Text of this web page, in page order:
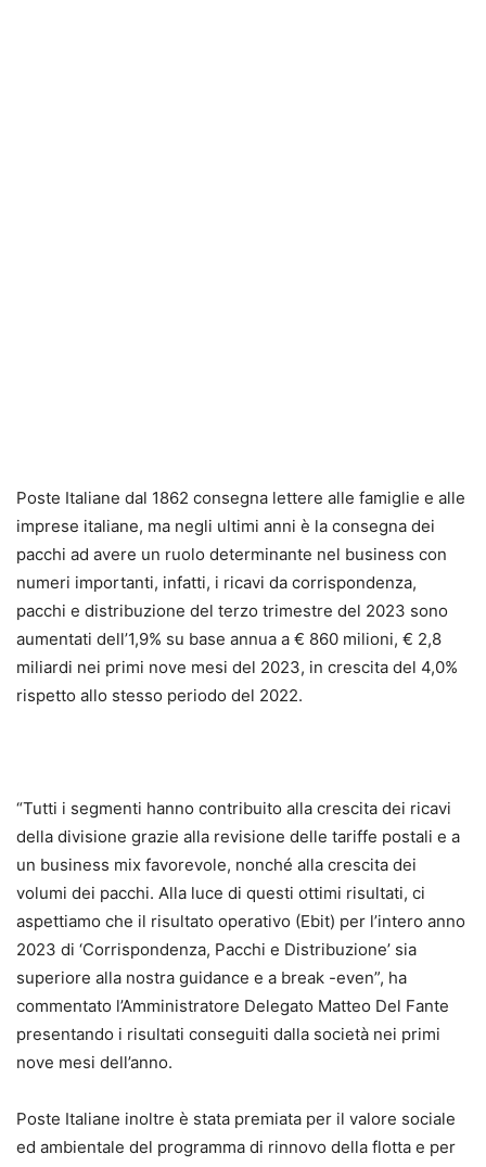
Poste Italiane dal 1862 consegna lettere alle famiglie e alle
imprese italiane, ma negli ultimi anni è la consegna dei
pacchi ad avere un ruolo determinante nel business con
numeri importanti, infatti, i ricavi da corrispondenza,
pacchi e distribuzione del terzo trimestre del 2023 sono
aumentati dell’1,9% su base annua a € 860 milioni, € 2,8
miliardi nei primi nove mesi del 2023, in crescita del 4,0%
rispetto allo stesso periodo del 2022.
“Tutti i segmenti hanno contribuito alla crescita dei ricavi
della divisione grazie alla revisione delle tariffe postali e a
un business mix favorevole, nonché alla crescita dei
volumi dei pacchi. Alla luce di questi ottimi risultati, ci
aspettiamo che il risultato operativo (Ebit) per l’intero anno
2023 di ‘Corrispondenza, Pacchi e Distribuzione’ sia
superiore alla nostra guidance e a break -even”, ha
commentato l’Amministratore Delegato Matteo Del Fante
presentando i risultati conseguiti dalla società nei primi
nove mesi dell’anno.
Poste Italiane inoltre è stata premiata per il valore sociale
ed ambientale del programma di rinnovo della flotta e per